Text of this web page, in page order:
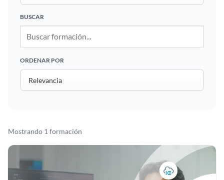
BUSCAR
ORDENAR POR
Mostrando 1 formación